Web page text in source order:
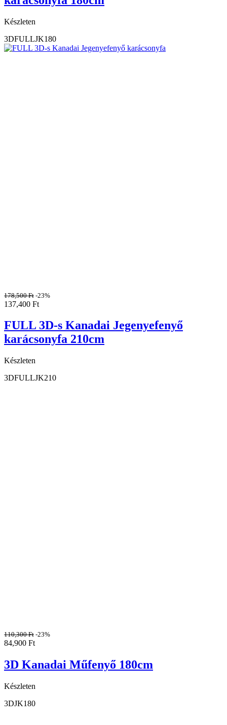
Készleten
3DFULLJK180
178,500Ft -23%
137,400 Ft
FULL 3D-s Kanadai Jegenyefenyő
karácsonyfa 210cm
Készleten
3DFULLJK210
110,300Ft -23%
84,900 Ft
3D Kanadai Műfenyő 180cm
Készleten
3DJK180